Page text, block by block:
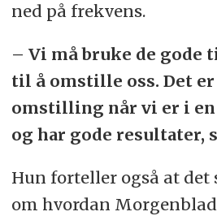
ned på frekvens.
– Vi må bruke de gode
til å omstille oss. Det
omstilling når vi er i en
og har gode resultater,
Hun forteller også at det
om hvordan